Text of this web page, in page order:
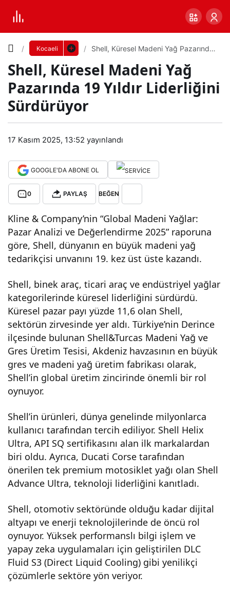
Kocaeli
Shell, Küresel Madeni Yağ Pazarında
Shell, Küresel Madeni Yağ
Pazarında 19 Yıldır Liderliğini
Sürdürüyor
17 Kasım 2025, 13:52 yayınlandı
GOOGLE'DA ABONE OL
0 PAYLAŞ BEĞEN
Kline & Company’nin “Global Madeni Yağlar:
Pazar Analizi ve Değerlendirme 2025” raporuna
göre, Shell, dünyanın en büyük madeni yağ
tedarikçisi unvanını 19. kez üst üste kazandı.
Shell, binek araç, ticari araç ve endüstriyel yağlar
kategorilerinde küresel liderliğini sürdürdü.
Küresel pazar payı yüzde 11,6 olan Shell,
sektörün zirvesinde yer aldı. Türkiye’nin Derince
ilçesinde bulunan Shell&Turcas Madeni Yağ ve
Gres Üretim Tesisi, Akdeniz havzasının en büyük
gres ve madeni yağ üretim fabrikası olarak,
Shell’in global üretim zincirinde önemli bir rol
oynuyor.
Shell’in ürünleri, dünya genelinde milyonlarca
kullanıcı tarafından tercih ediliyor. Shell Helix
Ultra, API SQ sertifikasını alan ilk markalardan
biri oldu. Ayrıca, Ducati Corse tarafından
önerilen tek premium motosiklet yağı olan Shell
Advance Ultra, teknoloji liderliğini kanıtladı.
Shell, otomotiv sektöründe olduğu kadar dijital
altyapı ve enerji teknolojilerinde de öncü rol
oynuyor. Yüksek performanslı bilgi işlem ve
yapay zeka uygulamaları için geliştirilen DLC
Fluid S3 (Direct Liquid Cooling) gibi yenilikçi
çözümlerle sektöre yön veriyor.
Shel
Kür
esel
Mad
eni
Paz
arın
19
Yıldı
r
Lide
ni
Sür
Yazı
Boyutunu
Varsayılana
dön
0 PAYLAŞ